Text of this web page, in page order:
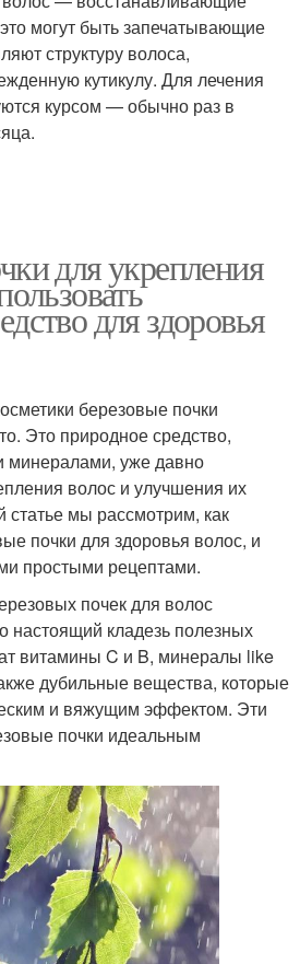
могут быть запечатывающие
структуру волоса,
кутикулу. Для лечения
курсом — обычно раз в
для укрепления
для здоровья
березовые почки
Это природное средство,
минералами, уже давно
волос и улучшения их
статье мы рассмотрим, как
почки для здоровья волос, и
простыми рецептами.
почек для волос
настоящий кладезь полезных
витамины C и B, минералы like
дубильные вещества, которые
и вяжущим эффектом. Эти
почки идеальным